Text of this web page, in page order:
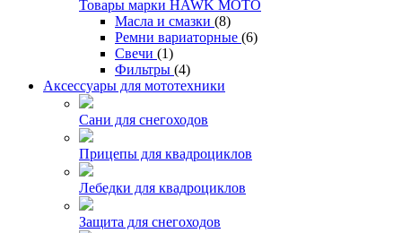
Товары марки HAWK MOTO
Масла и смазки (8)
Ремни вариаторные (6)
Свечи (1)
Фильтры (4)
Аксессуары для мототехники
Сани для снегоходов
Прицепы для квадроциклов
Лебедки для квадроциклов
Защита для снегоходов